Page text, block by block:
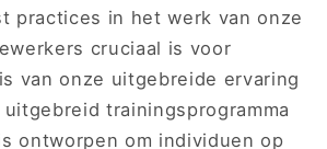
practices in het werk van onze
cruciaal is voor
van onze uitgebreide ervaring
trainingsprogramma
ontworpen om individuen op